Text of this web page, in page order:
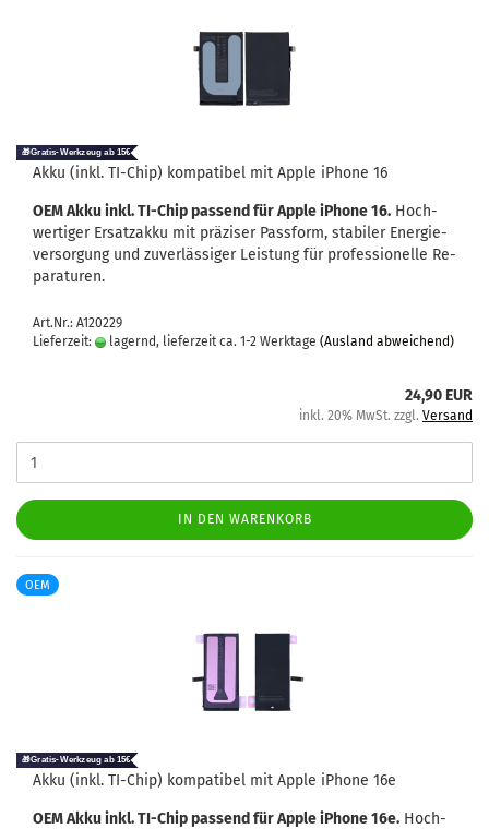
Akku (inkl. TI-​Chip) kom­pa­ti­bel mit Apple iPho­ne 16
OEM Akku inkl. TI-​Chip pas­send für Apple iPho­ne 16. Hoch­
wer­ti­ger Er­satz­ak­ku mit prä­zi­ser Pass­form, sta­bi­ler En­er­gie­
ver­sor­gung und zu­ver­läs­si­ger Leis­tung für pro­fes­sio­nel­le Re­
pa­ra­tu­ren.
Art.Nr.: A120229
Lieferzeit:
lagernd, lieferzeit ca. 1-2 Werktage (Ausland abweichend)
24,90 EUR
inkl. 20% MwSt. zzgl. Versand
IN DEN WARENKORB
OEM
Akku (inkl. TI-​Chip) kom­pa­ti­bel mit Apple iPho­ne 16e
OEM Akku inkl. TI-​Chip pas­send für Apple iPho­ne 16e. Hoch­